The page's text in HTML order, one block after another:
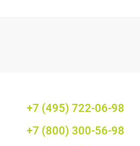
+7 (495) 722-06-98
+7 (800) 300-56-98